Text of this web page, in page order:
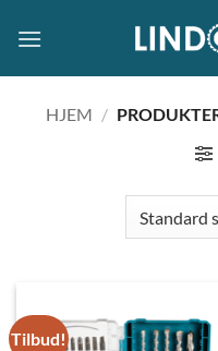
HJEM /
Tilbud!